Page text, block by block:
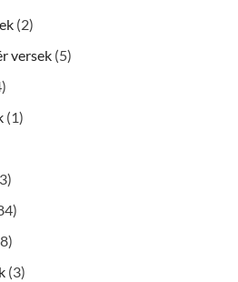
(2)
versek (5)
(1)
(3)